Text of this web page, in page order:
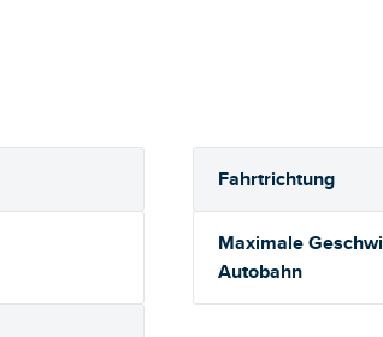
Fahrtrichtung
Maximale
Autobahn